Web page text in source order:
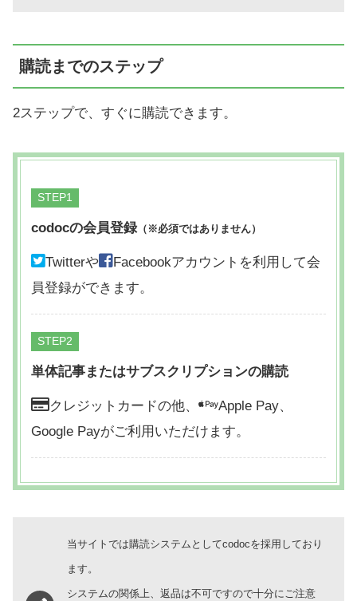
購読までのステップ
2ステップで、すぐに購読できます。
STEP
codocの会員登録（※必須ではありません）
Twitterや
Facebookアカウントを利用して会
員登録ができます。
STEP
単体記事またはサブスクリプションの購読
クレジットカードの他、
Apple Pay、
Google Payがご利用いただけます。
当サイトでは購読システムとしてcodocを採用しており
ます。
システムの関係上、返品は不可ですので十分にご注意